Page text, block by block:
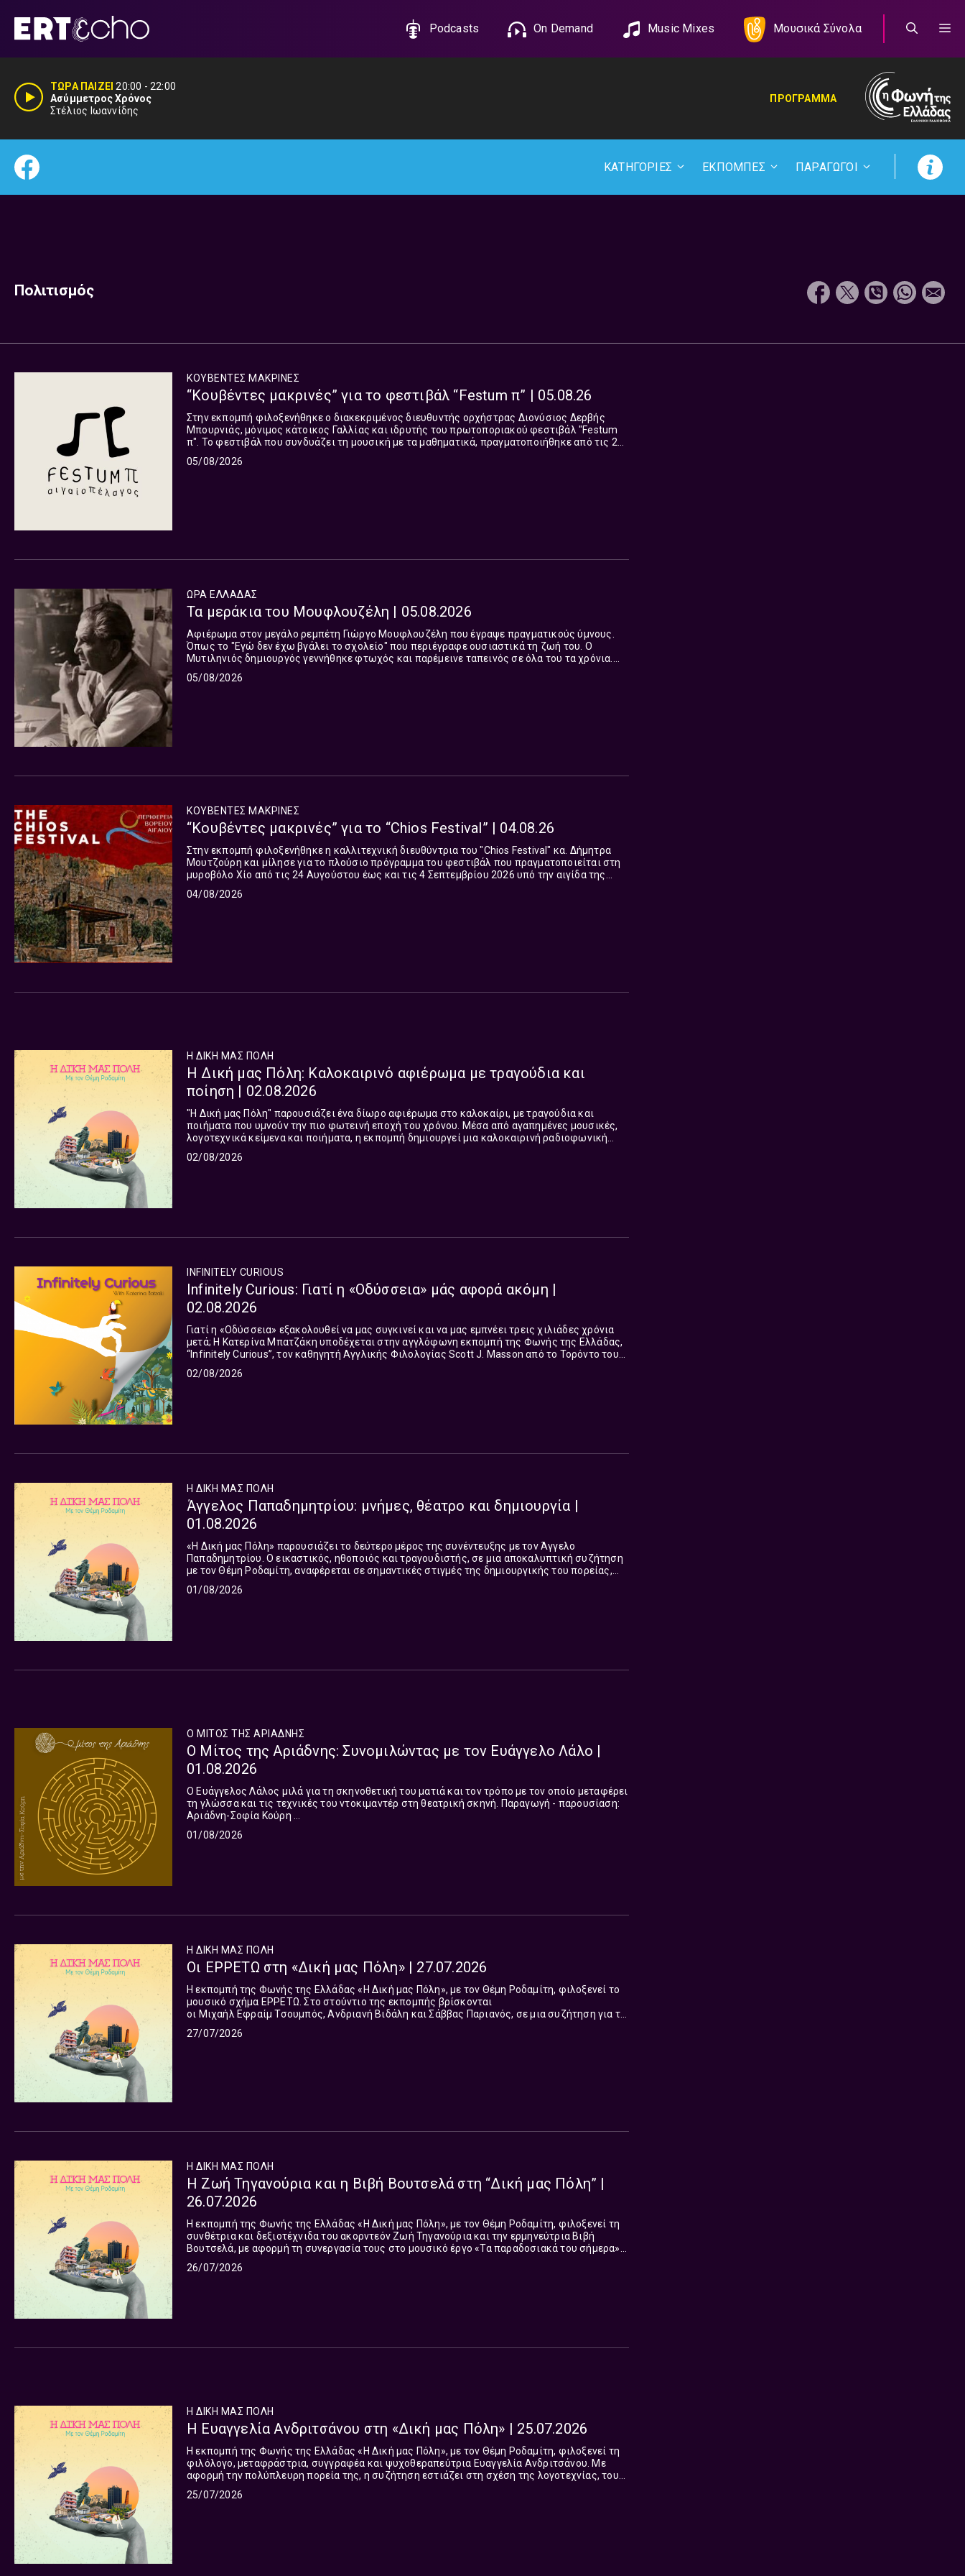
περιεχόμενο
Podcasts On Demand Music Mixes Μουσικά Σύνολα
ΤΩΡΑ ΠΑΙΖΕΙ 20:00 -22:00
Ασύμμετρος Χρόνος
Στέλιος Ιωαννίδης
ΠΡΟΓΡΑΜΜΑ
ΚΑΤΗΓΟΡΙΕΣ ΕΚΠΟΜΠΕΣ ΠΑΡΑΓΩΓΟΙ
Πολιτισμός
ΚΟΥΒΕΝΤΕΣ ΜΑΚΡΙΝΕΣ
“Κουβέντες μακρινές” για το φεστιβάλ “Festum π” | 05.08.26
Στην εκπομπή φιλοξενήθηκε ο διακεκριμένος διευθυντής ορχήστρας Διονύσιος Δερβής
Μπουρνιάς, μόνιμος κάτοικος Γαλλίας και ιδρυτής του πρωτοποριακού φεστιβάλ "Festum
π". Το φεστιβάλ που συνδυάζει τη μουσική με τα μαθηματικά, πραγματοποιήθηκε από τις 26
05/08/2026
ΩΡΑ ΕΛΛΑΔΑΣ
Τα μεράκια του Μουφλουζέλη | 05.08.2026
Αφιέρωμα στον μεγάλο ρεμπέτη Γιώργο Μουφλουζέλη που έγραψε πραγματικούς ύμνους.
Όπως το "Εγώ δεν έχω βγάλει το σχολείο" που περιέγραφε ουσιαστικά τη ζωή του. Ο
Μυτιληνιός δημιουργός γεννήθηκε φτωχός και παρέμεινε ταπεινός σε όλα του τα χρόνια.
05/08/2026
ΚΟΥΒΕΝΤΕΣ ΜΑΚΡΙΝΕΣ
“Κουβέντες μακρινές” για το “Chios Festival” | 04.08.26
Στην εκπομπή φιλοξενήθηκε η καλλιτεχνική διευθύντρια του "Chios Festival" κα. Δήμητρα
Μουτζούρη και μίλησε για το πλούσιο πρόγραμμα του φεστιβάλ που πραγματοποιείται στη
μυροβόλο Χίο από τις 24 Αυγούστου έως και τις 4 Σεπτεμβρίου 2026 υπό την αιγίδα της
04/08/2026
Η ΔΙΚΗ ΜΑΣ ΠΟΛΗ
Η Δική μας Πόλη: Kαλοκαιρινό αφιέρωμα με τραγούδια και
ποίηση | 02.08.2026
"Η Δική μας Πόλη" παρουσιάζει ένα δίωρο αφιέρωμα στο καλοκαίρι, με τραγούδια και
ποιήματα που υμνούν την πιο φωτεινή εποχή του χρόνου. Μέσα από αγαπημένες μουσικές,
λογοτεχνικά κείμενα και ποιήματα, η εκπομπή δημιουργεί μια καλοκαιρινή ραδιοφωνική
02/08/2026
INFINITELY CURIOUS
Infinitely Curious: Γιατί η «Οδύσσεια» μάς αφορά ακόμη |
02.08.2026
Γιατί η «Οδύσσεια» εξακολουθεί να μας συγκινεί και να μας εμπνέει τρεις χιλιάδες χρόνια
μετά; Η Κατερίνα Μπατζάκη υποδέχεται στην αγγλόφωνη εκπομπή της Φωνής της Ελλάδας,
“Infinitely Curious”, τον καθηγητή Αγγλικής Φιλολογίας Scott J. Masson από το Τορόντο του
02/08/2026
Η ΔΙΚΗ ΜΑΣ ΠΟΛΗ
Άγγελος Παπαδημητρίου: μνήμες, θέατρο και δημιουργία |
01.08.2026
«Η Δική μας Πόλη» παρουσιάζει το δεύτερο μέρος της συνέντευξης με τον Άγγελο
Παπαδημητρίου. Ο εικαστικός, ηθοποιός και τραγουδιστής, σε μια αποκαλυπτική συζήτηση
με τον Θέμη Ροδαμίτη, αναφέρεται σε σημαντικές στιγμές της δημιουργικής του πορείας,
01/08/2026
Ο ΜΙΤΟΣ ΤΗΣ ΑΡΙΑΔΝΗΣ
Ο Μίτος της Αριάδνης: Συνομιλώντας με τον Ευάγγελο Λάλο |
01.08.2026
O Ευάγγελος Λάλος μιλά για τη σκηνοθετική του ματιά και τον τρόπο με τον οποίο μεταφέρει
τη γλώσσα και τις τεχνικές του ντοκιμαντέρ στη θεατρική σκηνή. Παραγωγή - παρουσίαση:
01/08/2026
Η ΔΙΚΗ ΜΑΣ ΠΟΛΗ
Οι ΕΡΡΕΤΩ στη «Δική μας Πόλη» | 27.07.2026
Η εκπομπή της Φωνής της Ελλάδας «Η Δική μας Πόλη», με τον Θέμη Ροδαμίτη, φιλοξενεί το
μουσικό σχήμα ΕΡΡΕΤΩ. Στο στούντιο της εκπομπής βρίσκονται
οι Μιχαήλ Εφραίμ Τσουμπός, Ανδριανή Βιδάλη και Σάββας Παριανός, σε μια συζήτηση για τη
τη ροκ, την μπλουζ, την τζαζ, τη φανκ κα...
27/07/2026
Η ΔΙΚΗ ΜΑΣ ΠΟΛΗ
Η Ζωή Τηγανούρια και η Βιβή Βουτσελά στη “Δική μας Πόλη” |
26.07.2026
Η εκπομπή της Φωνής της Ελλάδας «Η Δική μας Πόλη», με τον Θέμη Ροδαμίτη, φιλοξενεί τη
συνθέτρια και δεξιοτέχνιδα του ακορντεόν Ζωή Τηγανούρια και την ερμηνεύτρια Βιβή
Βουτσελά, με αφορμή τη συνεργασία τους στο μουσικό έργο «Τα παραδοσιακά του σήμερα».
26/07/2026
Η ΔΙΚΗ ΜΑΣ ΠΟΛΗ
Η Ευαγγελία Ανδριτσάνου στη «Δική μας Πόλη» | 25.07.2026
H εκπομπή της Φωνής της Ελλάδας «Η Δική μας Πόλη», με τον Θέμη Ροδαμίτη, φιλοξενεί τη
φιλόλογο, μεταφράστρια, συγγραφέα και ψυχοθεραπεύτρια Ευαγγελία Ανδριτσάνου. Με
αφορμή την πολύπλευρη πορεία της, η συζήτηση εστιάζει στη σχέση της λογοτεχνίας, του
25/07/2026